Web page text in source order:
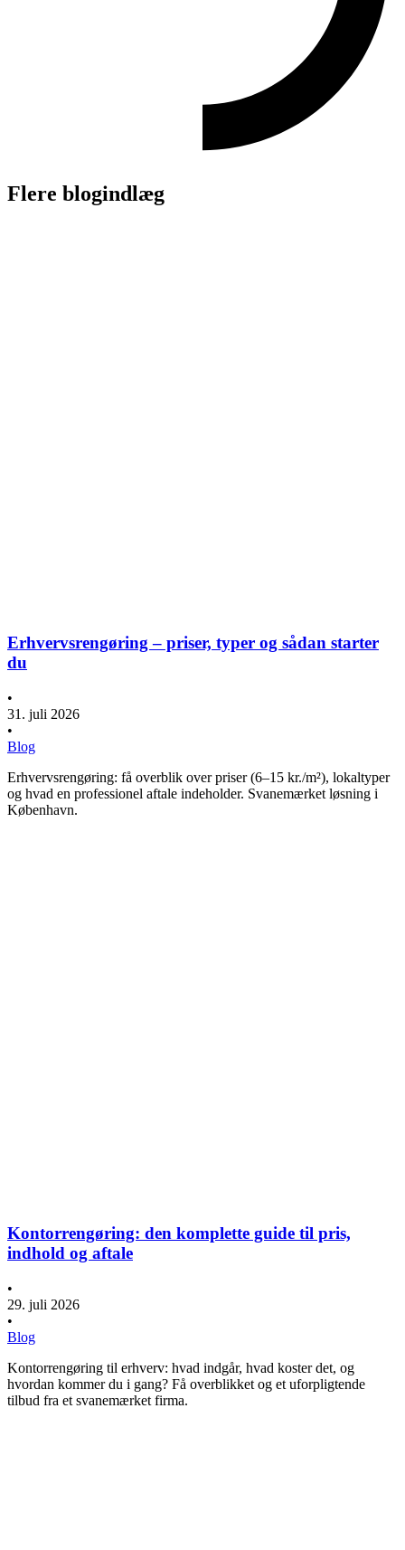
Flere blogindlæg
Erhvervsrengøring – priser, typer og sådan starter
du
•
31. juli 2026
•
Blog
Erhvervsrengøring: få overblik over priser (6–15 kr./m²), lokaltyper
og hvad en professionel aftale indeholder. Svanemærket løsning i
København.
Kontorrengøring: den komplette guide til pris,
indhold og aftale
•
29. juli 2026
•
Blog
Kontorrengøring til erhverv: hvad indgår, hvad koster det, og
hvordan kommer du i gang? Få overblikket og et uforpligtende
tilbud fra et svanemærket firma.